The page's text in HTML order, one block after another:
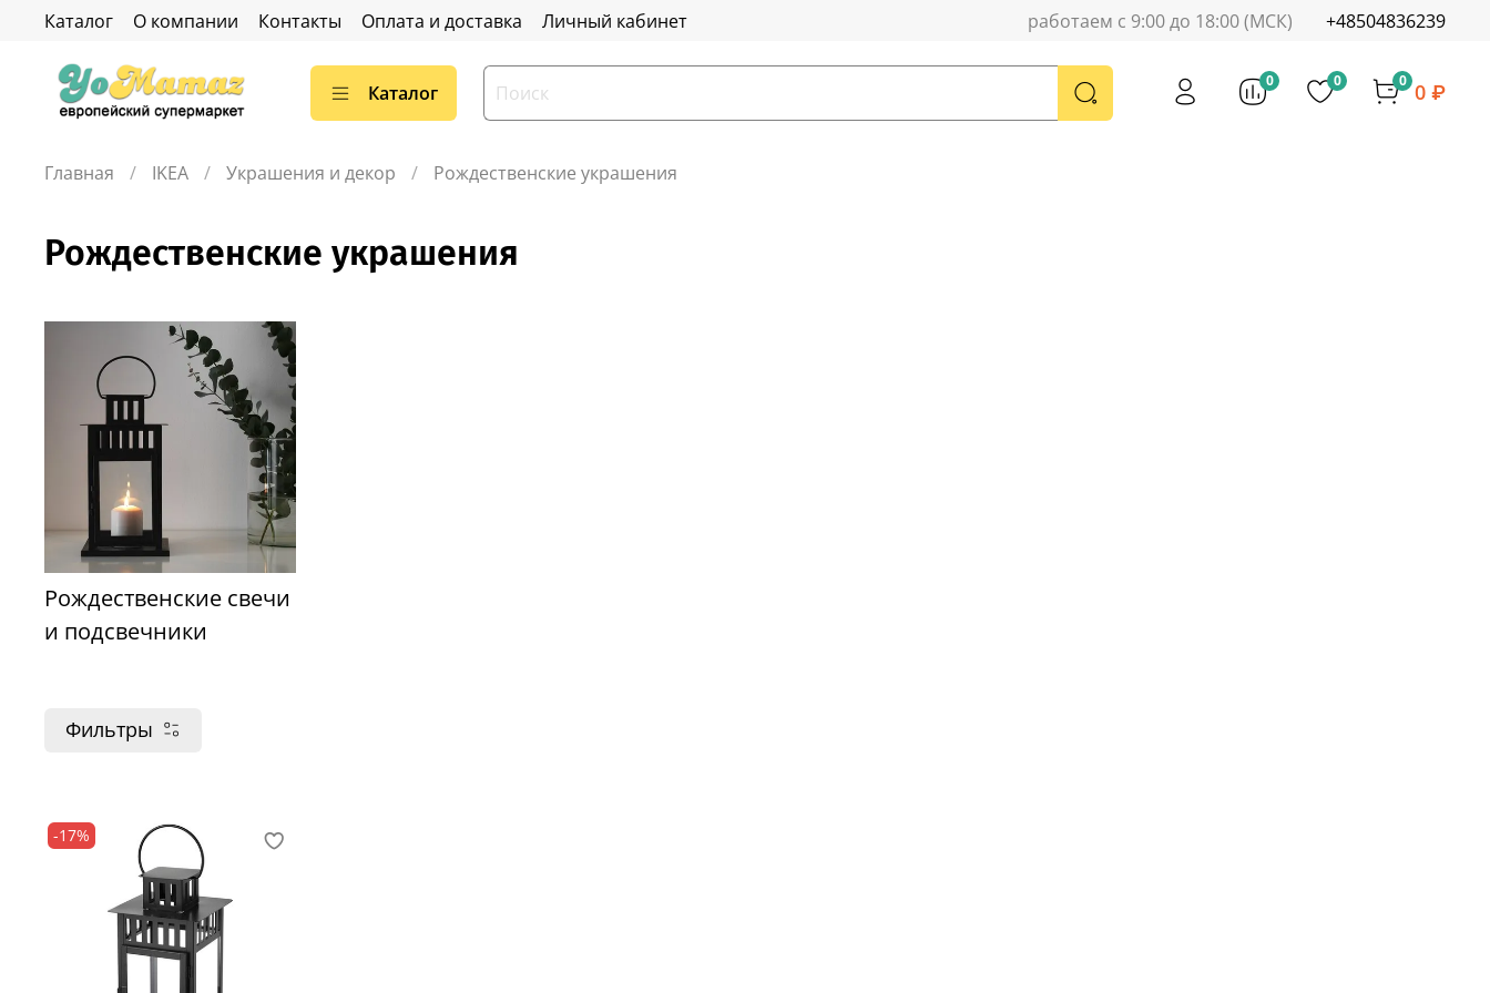
Каталог О компании Контакты Оплата и доставка Личный кабинет работаем с 9:00 до 18:00 (МСК) +48504836239
Каталог
0 0 0 0 ₽
Главная IKEA Украшения и декор Рождественские украшения
Рождественские украшения
Рождественские свечи
и подсвечники
Фильтры
-17%